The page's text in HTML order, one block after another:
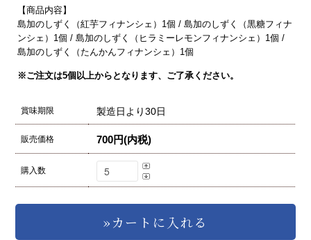
【商品内容】
島加のしずく（紅芋フィナンシェ）1個 / 島加のしずく（黒糖フィナ
ンシェ）1個 / 島加のしずく（ヒラミーレモンフィナンシェ）1個 /
島加のしずく（たんかんフィナンシェ）1個
※ご注文は5個以上からとなります、ご了承ください。
賞味期限 製造日より30日
販売価格 700円(内税)
購入数